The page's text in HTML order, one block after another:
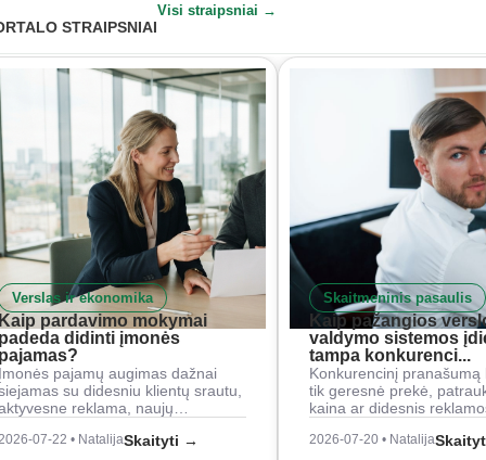
STRAIPSNIAI
Visi straipsniai →
Verslas ir ekonomika
pardavimo mokymai
didinti įmonės
pajamų augimas dažnai
su didesniu klientų srautu,
reklama, naujų…
07-22 • NatalijaSkaityti →
Skaitmeninis pasaulis
Kaip pažangios
valdymo sistemos
tampa konkurenci...
Konkurencinį pranašumą
tik geresnė prekė,
kaina ar didesnis
2026-07-20 • Natalija